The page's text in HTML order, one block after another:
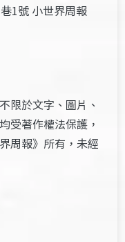
1號 小世界周報
限於文字、圖片、
受著作權法保護，
周報》所有，未經